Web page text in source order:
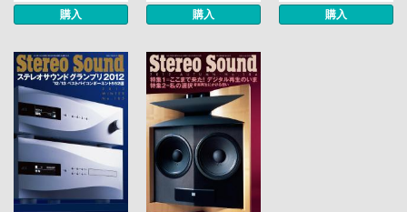
購入 購入 購入